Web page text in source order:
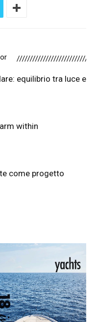
equilibrio tra luce e
within
come progetto